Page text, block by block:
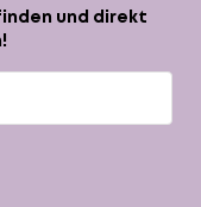
und direkt